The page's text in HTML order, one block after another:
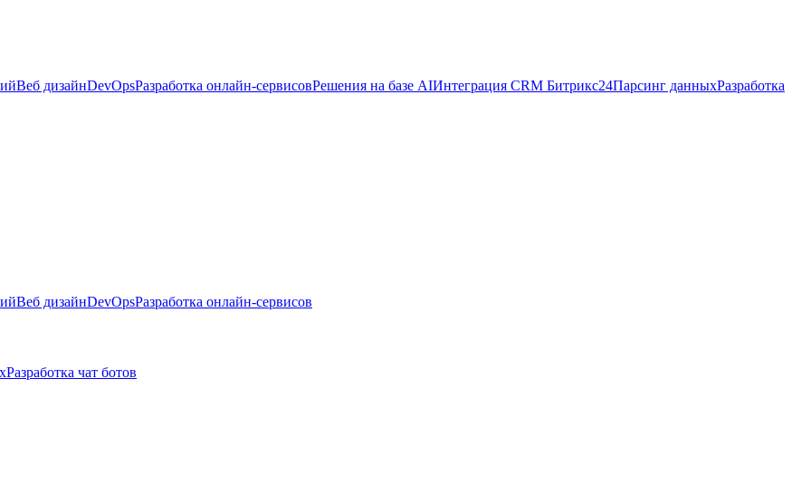
Веб дизайнDevOpsРазработка онлайн-сервисовРешения на базе AIИнтеграция CRM Битрикс24Парсинг данныхРазработка
Веб дизайнDevOpsРазработка онлайн-сервисов
Разработка чат ботов